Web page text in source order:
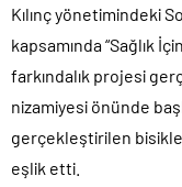
Kılınç yönetimindeki
kapsamında “Sağlık
farkındalık projesi
nizamiyesi önünde
gerçekleştirilen
eşlik etti.